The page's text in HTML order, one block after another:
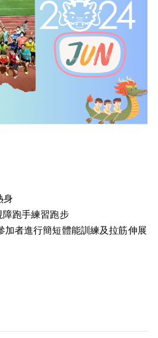
身
跑手練習跑步
者進行簡短體能訓練及拉筋伸展